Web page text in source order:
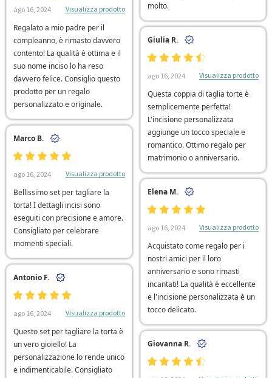
molto.
ago 16, 2024 Visualizza prodotto
Regalato a mio padre per il
compleanno, è rimasto davvero
contento! La qualità è ottima e il
suo nome inciso lo ha reso
davvero felice. Consiglio questo
prodotto per un regalo
personalizzato e originale.
Giulia R.
ago 16, 2024 Visualizza prodotto
Questa coppia di taglia torte è
semplicemente perfetta!
L'incisione personalizzata
aggiunge un tocco speciale e
romantico. Ottimo regalo per
matrimonio o anniversario.
Marco B.
ago 16, 2024 Visualizza prodotto
Bellissimo set per tagliare la
torta! I dettagli incisi sono
eseguiti con precisione e amore.
Consigliato per celebrare
momenti speciali.
Elena M.
ago 16, 2024 Visualizza prodotto
Acquistato come regalo per i
nostri amici per il loro
anniversario e sono rimasti
incantati! La qualità è eccellente
e l'incisione personalizzata è un
tocco delicato.
Antonio F.
ago 16, 2024 Visualizza prodotto
Questo set per tagliare la torta è
un vero gioiello! La
personalizzazione lo rende unico
e indimenticabile. Consigliato
Giovanna R.